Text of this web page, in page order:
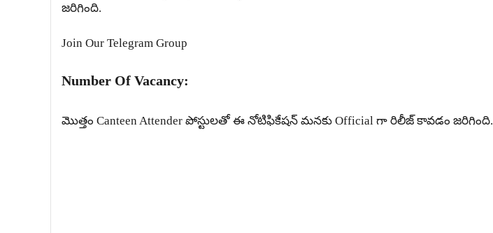
జరిగింది.
Join Our Telegram Group
Number Of Vacancy:
మొత్తం Canteen Attender పోస్టులతో ఈ నోటిఫికేషన్ మనకు Official గా రిలీజ్ కావడం జరిగింది.